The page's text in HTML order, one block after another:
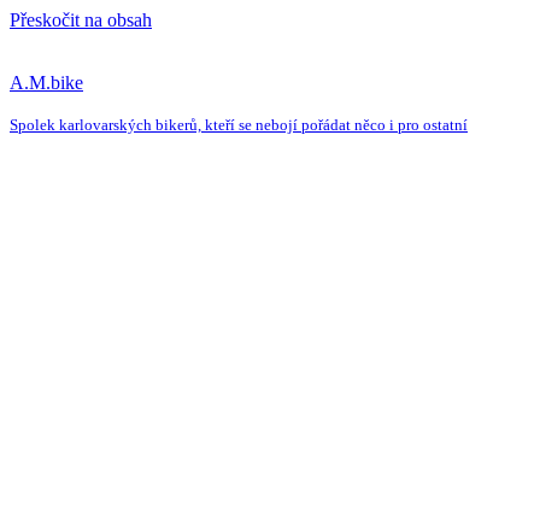
Přeskočit na obsah
A.M.bike
Spolek karlovarských bikerů, kteří se nebojí pořádat něco i pro ostatní